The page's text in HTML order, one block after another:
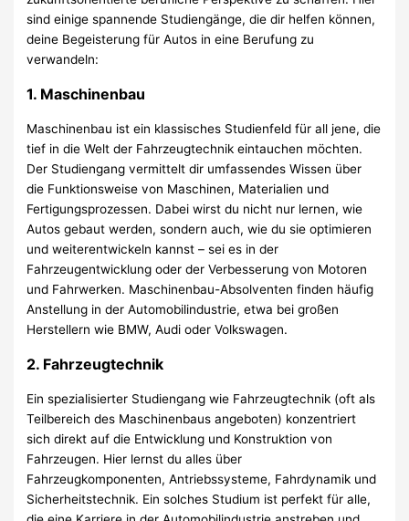
sind einige spannende Studiengänge, die dir helfen können,
deine Begeisterung für Autos in eine Berufung zu
verwandeln:
1. Maschinenbau
Maschinenbau ist ein klassisches Studienfeld für all jene, die
tief in die Welt der Fahrzeugtechnik eintauchen möchten.
Der Studiengang vermittelt dir umfassendes Wissen über
die Funktionsweise von Maschinen, Materialien und
Fertigungsprozessen. Dabei wirst du nicht nur lernen, wie
Autos gebaut werden, sondern auch, wie du sie optimieren
und weiterentwickeln kannst – sei es in der
Fahrzeugentwicklung oder der Verbesserung von Motoren
und Fahrwerken. Maschinenbau-Absolventen finden häufig
Anstellung in der Automobilindustrie, etwa bei großen
Herstellern wie BMW, Audi oder Volkswagen.
2. Fahrzeugtechnik
Ein spezialisierter Studiengang wie Fahrzeugtechnik (oft als
Teilbereich des Maschinenbaus angeboten) konzentriert
sich direkt auf die Entwicklung und Konstruktion von
Fahrzeugen. Hier lernst du alles über
Fahrzeugkomponenten, Antriebssysteme, Fahrdynamik und
Sicherheitstechnik. Ein solches Studium ist perfekt für alle,